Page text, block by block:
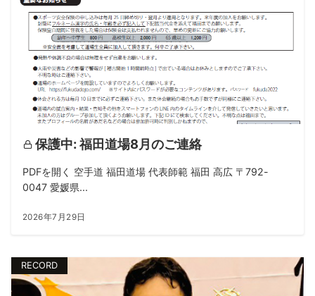
保護中: 福田道場8月のご連絡
PDFを開く 空手道 福田道場 代表師範 福田 高広 〒792-
0047 愛媛県...
2026年7月29日
RECORD